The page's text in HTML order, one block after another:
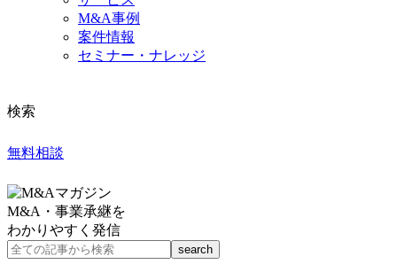
M&A事例
案件情報
セミナー・ナレッジ
検索
無料相談
M&A・事業承継を
わかりやすく発信